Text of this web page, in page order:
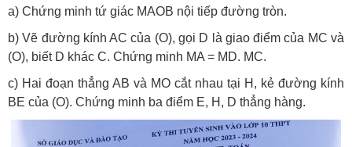
a) Chứng minh tứ giác MAOB nội tiếp đường tròn.
b) Vẽ đường kính AC của (O), gọi D là giao điểm của MC và
(O), biết D khác C. Chứng minh MA = MD. MC.
c) Hai đoạn thẳng AB và MO cắt nhau tại H, kẻ đường kính
BE của (O). Chứng minh ba điểm E, H, D thẳng hàng.